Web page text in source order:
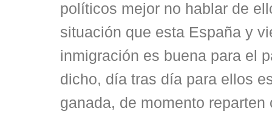
políticos mejor no hablar de
situación que esta España y
inmigración es buena para el
dicho, día tras día para ellos
ganada, de momento